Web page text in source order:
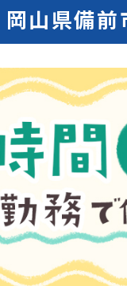
岡山県備前